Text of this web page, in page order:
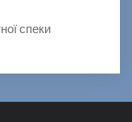
спеки